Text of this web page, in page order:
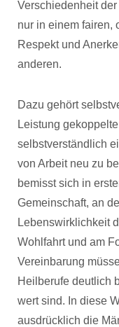
Verschiedenheit
nur in einem fairen,
Respekt und
anderen.
Dazu gehört
Leistung
selbstverständlich
von Arbeit neu zu
bemisst sich in
Gemeinschaft, an
Lebenswirklichkeit
Wohlfahrt und am
Vereinbarung
Heilberufe deutlich
wert sind. In diese
ausdrücklich die